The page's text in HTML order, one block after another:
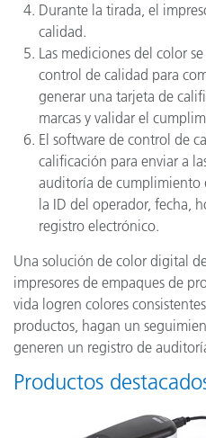
Durante la tirada, el
calidad.
Las mediciones del color
control de calidad para
generar una tarjeta de
marcas y validar el
El software de control de
calificación para enviar a
auditoría de cumplimiento
la ID del operador, fecha,
registro electrónico.
Una solución de color digital
impresores de empaques de
vida logren colores
productos, hagan un
generen un registro de
Productos